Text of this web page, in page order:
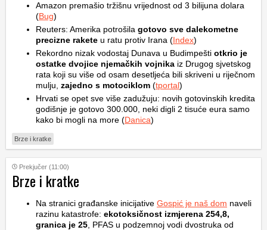
Amazon premašio tržišnu vrijednost od 3 bilijuna dolara
(Bug)
Reuters: Amerika potrošila gotovo sve dalekometne
precizne rakete u ratu protiv Irana (Index)
Rekordno nizak vodostaj Dunava u Budimpešti otkrio je
ostatke dvojice njemačkih vojnika iz Drugog sjvetskog
rata koji su više od osam desetljeća bili skriveni u riječnom
mulju, zajedno s motociklom (tportal)
Hrvati se opet sve više zadužuju: novih gotovinskih kredita
godišnje je gotovo 300.000, neki digli 2 tisuće eura samo
kako bi mogli na more (Danica)
Brze i kratke
Prekjučer (11:00)
Brze i kratke
Na stranici građanske inicijative Gospić je naš dom naveli
razinu katastrofe: ekotoksičnost izmjerena 254,8,
granica je 25 , PFAS u podzemnoj vodi dvostruka od